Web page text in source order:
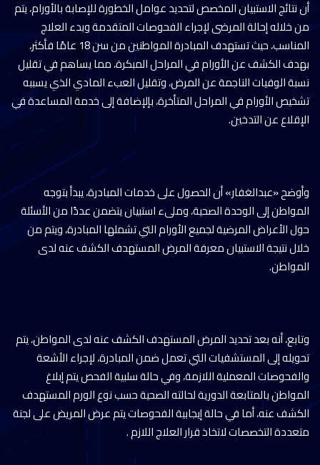
أن نتائج الاستبيان المخصص لتحديد عوامل الخطورة للإصابة بالأورام، يتم
من خلاله إحالة المرضى لإجراء الفحوصات المتقدمة وبدء العلاج
المناسب، حيث تستهدف المبادرة المواطنين من سن 18 عامًا فأكثر،
بهدف الكشف عن الأورام في المراحل المبكرة، مما يساهم في تقليل
نسبة الوفيات الناجمة عن المرض، وتقليل العبء المادي الذي يسببه
تشخيص الأورام في المراحل المتأخرة، بإلإضافة إلى خدمة المساعدة في
الإقلاع عن التدخين.
وأوضح «عبدالغفار» أن الحصول على خدمات المبادرة، يبدأ بتوجه
المواطن إلى الوحدة الصحية، وملىء استبيان يتضمن عددًا من الأسئلة
حول الأعراض المرضية لجميع الأورام التي تشملها المبادرة، ويتم من
خلال نتيجة الاستبيان معرفة المرض المستهدف الكشف عنه لدى
المواطن.
وتابع، أنه بعد تحديد المرض المستهدف الكشف عنه لدى المواطن، يتم
تحويله إلى المستشفيات التي تعمل ضمن المبادرة، لإجراء الأشعة
والفحوصات المعملية اللازمة، وفي حالة سلبية الفحص يتم إبلاغ
المواطن بالمتابعة الدورية لحالته الصحية حسب نوع الورم المستهدف
الكشف عنه، أما في حالة إيجابية الفحوصات يتم عرض المريض على لجنة
متعددة التخصصات لاتخاذ قرار العلاج اللازم .